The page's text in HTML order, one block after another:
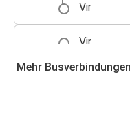
Vir
Vir
Mehr